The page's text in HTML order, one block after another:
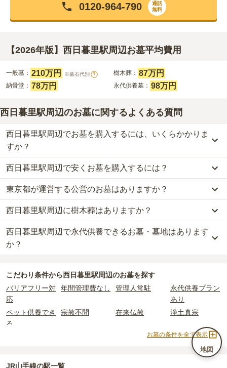
地図
0120-964-790
通話
無料
【2026年版】西日暮里駅周辺お墓平均費用
一般墓： 210万円 ※墓石代別 ? 樹木葬： 87万円
納骨堂： 78万円 永代供養墓： 98万円
西日暮里駅周辺のお墓に関するよくある質問
西日暮里駅周辺でお墓を購入するには、いくらかかりま
すか？
西日暮里駅周辺での購入費用の目安は、一般墓が約377万円、樹木
葬が約87万円、納骨堂が約78万円、永代供養墓が約98万円です。
一般墓を建てる場合は、「永代使用料（土地代）」と「墓石代」の
2つが主な費用となります。
西日暮里駅周辺の一般墓の永代使用料の平均は
で、墓石代
さ・素材によって変わります。
樹木葬・納骨堂・永代供養墓は、基本的に墓石代がかからず、永代
なお、お墓によっては以下の費用が別途かかる場合があります。
・開眼法要の費用：お墓を新しく建てた際に行う儀式のための費
用。僧侶に渡すお布施がかかります。
・納骨式の費用
：お墓に遺骨を納める儀式のための費用。僧侶に渡
すお布施、会食などの費用がかかります。
：お墓の管理費。契約後、毎年発生するケースがあり
西日暮里駅周辺で安くお墓を購入するには？
西日暮里駅周辺で一番安価なお墓は、台東区谷中永代供養・樹木葬
霊園 観音寺の永代供養墓で、5万円からお求めいただけます。
一般的に最も費用を抑えられるのは、他の方のご遺骨と一緒に埋葬
する「合祀墓（ごうしぼ）」と呼ばれるタイプです。個別のお墓に
比べて省スペースで管理の手間がかからないため、費用が安く設定
されています。
価格の目安は、1名あたり5万円〜30万円程度です。
西日暮里駅周辺 で安価なお墓を探したい場合は、
び替えてお墓を探すのがおすすめです。
東京都が運営する公営のお墓はありますか？
西日暮里駅周辺には、東京都が運営する公営の霊園が
す。
都立 谷中霊園がそれにあたります。
公営霊園は民営の霊園と異なり、契約にあたって応募資格が設けら
主な条件として、遺骨がすでにある、該当の市区町村に一定年数以
上住んでいるなどが挙げられます。
条件を満たさない場合は、申し込み自体ができないことも多いた
め、事前の確認が重要です。
契約条件の詳細は、各霊園のページをご確認いただくか、資料請求
西日暮里駅周辺に樹木葬はありますか？
西日暮里駅周辺には、11件の樹木葬があります。
詳しくは、
西日暮里駅周辺で永代供養できるお墓・墓地はあります
か？
詳しくは、西日暮里駅周辺の永代供養の一覧をご覧ください。
こだわり条件から西日暮里駅周辺のお墓を探す
バリアフリー対
応
年間管理費なし 管理人常駐
永代供養プラン
あり
ペット供養でき
る
宗教不問 在来仏教 浄土真宗
浄土宗
永代供養墓
公営霊園
お墓の条件を全て表示
JR山手線の駅一覧